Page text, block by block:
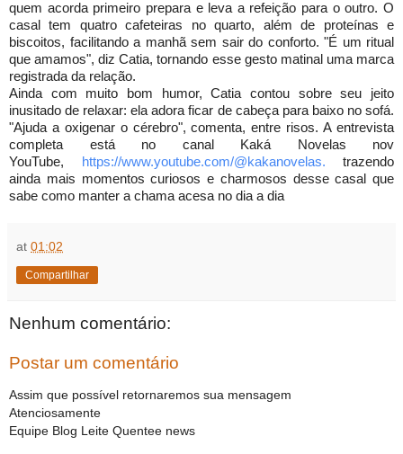
quem acorda primeiro prepara e leva a refeição para o outro. O
casal tem quatro cafeteiras no quarto, além de proteínas e
biscoitos, facilitando a manhã sem sair do conforto. "É um ritual
que amamos", diz Catia, tornando esse gesto matinal uma marca
registrada da relação.
Ainda com muito bom humor, Catia contou sobre seu jeito
inusitado de relaxar: ela adora ficar de cabeça para baixo no sofá.
"Ajuda a oxigenar o cérebro", comenta, entre risos. A entrevista
completa está no canal Kaká Novelas nov
YouTube,
https://www.youtube.com/@kakanovelas. trazendo
ainda mais momentos curiosos e charmosos desse casal que
sabe como manter a chama acesa no dia a dia
at 01:02
Compartilhar
Nenhum comentário:
Postar um comentário
Assim que possível retornaremos sua mensagem
Atenciosamente
Equipe Blog Leite Quentee news